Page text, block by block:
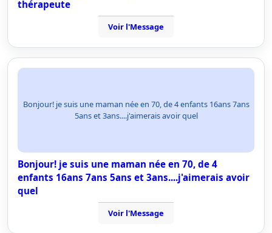
thérapeute
Voir l'Message
Bonjour! je suis une maman née en 70, de 4 enfants 16ans 7ans
5ans et 3ans....j'aimerais avoir quel
Bonjour! je suis une maman née en 70, de 4
enfants 16ans 7ans 5ans et 3ans....j'aimerais avoir
quel
Voir l'Message